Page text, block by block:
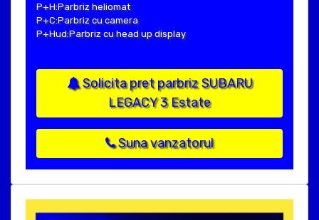
P+H:Parbriz heliomat
P+C:Parbriz cu camera
P+Hud:Parbriz cu head up display
Solicita pret parbriz SUBARU
LEGACY 3 Estate
Suna vanzatorul